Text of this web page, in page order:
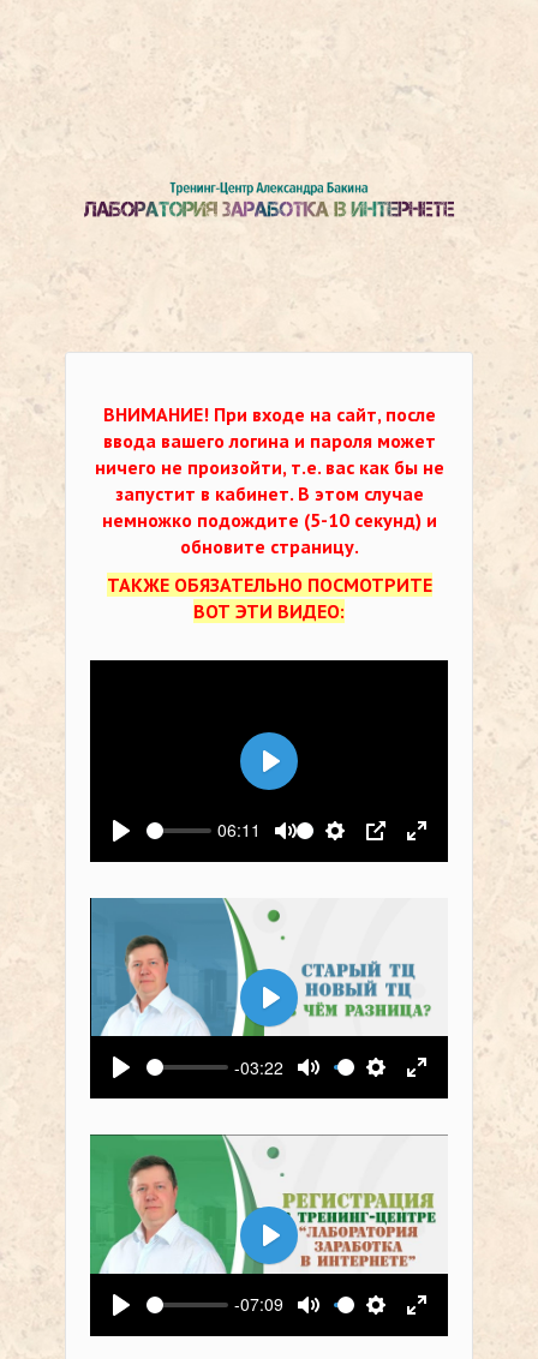
ВНИМАНИЕ! При входе на сайт, после
ввода вашего логина и пароля может
ничего не произойти, т.е. вас как бы не
запустит в кабинет. В этом случае
немножко подождите (5-10 секунд) и
обновите страницу.
ТАКЖЕ ОБЯЗАТЕЛЬНО ПОСМОТРИТЕ
ВОТ ЭТИ ВИДЕО:
Воспроизвести
06:11
Выключить звук
Настройки
PIP На весь
Воспроизвести
Воспроизвести
-03:22
Выключить звук
Настройки
На весь
Воспроизвести
Воспроизвести
-07:09
Выключить звук
Настройки
На весь
Воспроизвести